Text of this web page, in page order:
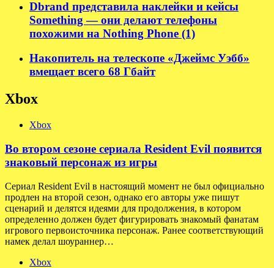
Dbrand представила наклейки и кейсы
Something — они делают телефоны
похожими на Nothing Phone (1)
Накопитель на телескопе «Джеймс Уэбб»
вмещает всего 68 Гбайт
Xbox
Xbox
Во втором сезоне сериала Resident Evil появится
знаковый персонаж из игры
Сериал Resident Evil в настоящий момент не был официально
продлен на второй сезон, однако его авторы уже пишут
сценарий и делятся идеями для продолжения, в котором
определенно должен будет фигурировать знакомый фанатам
игрового первоисточника персонаж. Ранее соответствующий
намек делал шоураннер…
Xbox